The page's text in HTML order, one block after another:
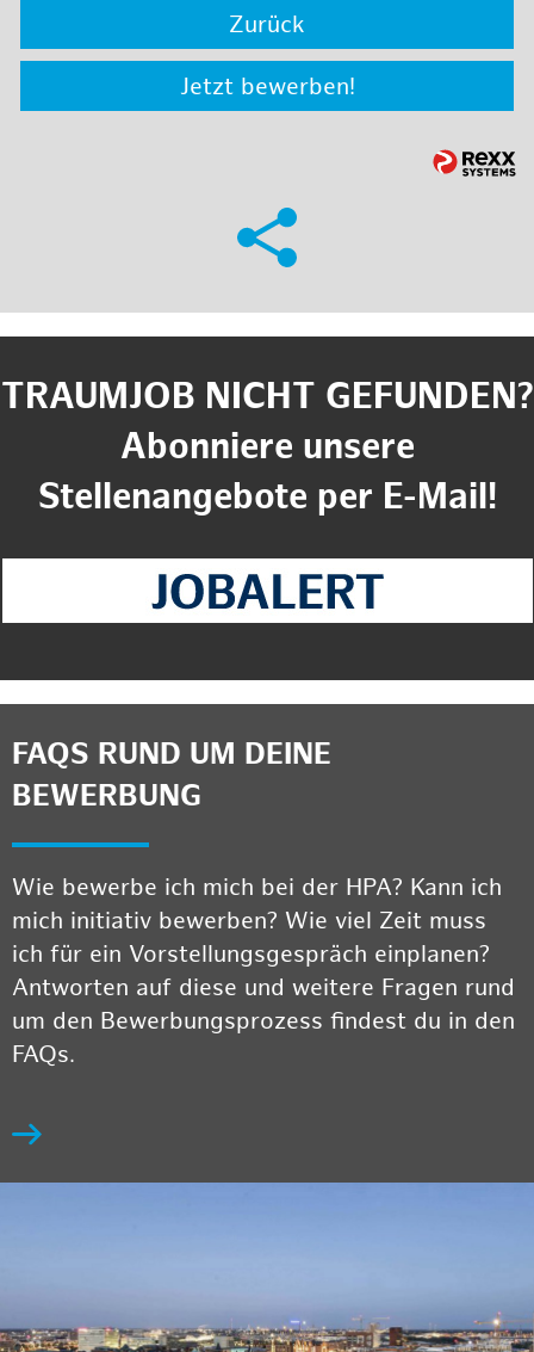
Zurück
Jetzt bewerben!
TRAUMJOB NICHT GEFUNDEN?
Abonniere unsere
Stellenangebote per E-Mail!
FAQS RUND UM DEINE
BEWERBUNG
Wie bewerbe ich mich bei der HPA? Kann ich
mich initiativ bewerben? Wie viel Zeit muss
ich für ein Vorstellungsgespräch einplanen?
Antworten auf diese und weitere Fragen rund
um den Bewerbungsprozess findest du in den
FAQs.